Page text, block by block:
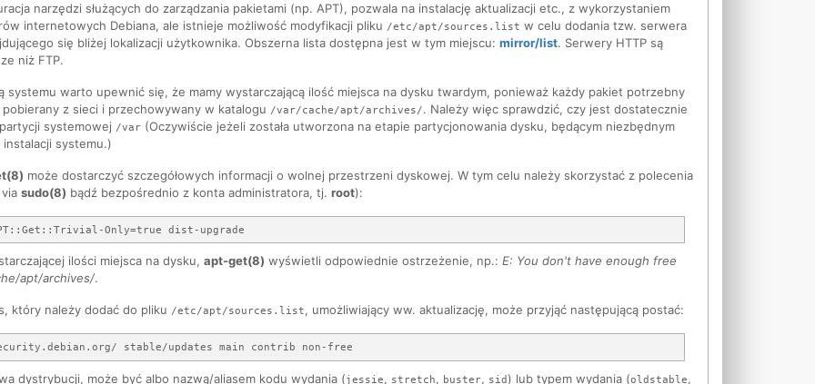
narzędzi służących do zarządzania pakietami (np. APT), pozwala na instalację aktualizacji etc., z wykorzystaniem
internetowych Debiana, ale istnieje możliwość modyfikacji pliku /etc/apt/sources.list w celu dodania tzw. serwera
się bliżej lokalizacji użytkownika. Obszerna lista dostępna jest w tym miejscu: mirror/list. Serwery HTTP są
niż FTP.
systemu warto upewnić się, że mamy wystarczającą ilość miejsca na dysku twardym, ponieważ każdy pakiet potrzebny
z sieci i przechowywany w katalogu /var/cache/apt/archives/. Należy więc sprawdzić, czy jest dostatecznie
systemowej /var (Oczywiście jeżeli została utworzona na etapie partycjonowania dysku, będącym niezbędnym
systemu.)
może dostarczyć szczegółowych informacji o wolnej przestrzeni dyskowej. W tym celu należy skorzystać z polecenia
sudo(8) bądź bezpośrednio z konta administratora, tj. root):
ilości miejsca na dysku, apt-get(8) wyświetli odpowiednie ostrzeżenie, np.: E: You don't have enough free
apt/archives/.
który należy dodać do pliku /etc/apt/sources.list, umożliwiający ww. aktualizację, może przyjąć następującą postać:
dystrybucji, może być albo nazwą/aliasem kodu wydania (jessie, stretch, buster, sid) lub typem wydania (oldstable,